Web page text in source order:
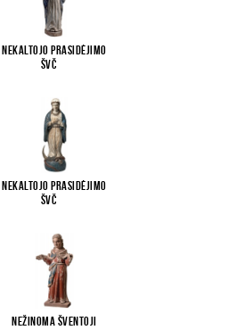
Nekaltojo Prasidėjimo
Švč
Nekaltojo Prasidėjimo
Švč
Nežinoma šventoji